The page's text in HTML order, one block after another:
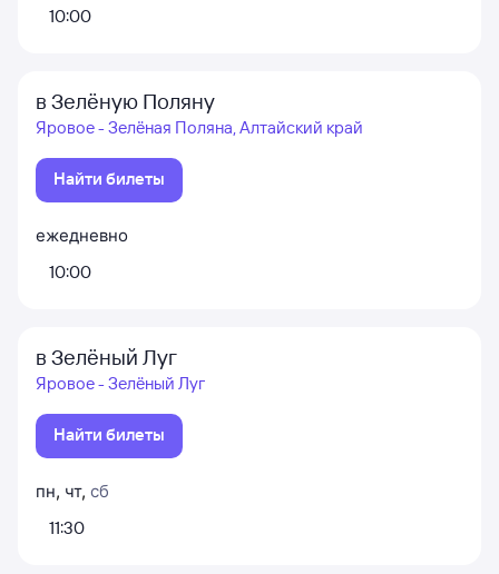
10:00
в Зелёную Поляну
Яровое - Зелёная Поляна, Алтайский край
Найти билеты
ежедневно
10:00
в Зелёный Луг
Яровое - Зелёный Луг
Найти билеты
пн, чт, сб
11:30